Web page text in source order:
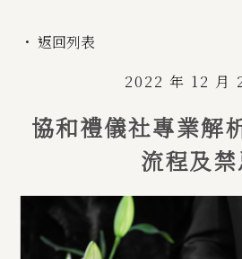
・ 返回列表
2022 年 12 月
協和禮儀社專業解
流程及